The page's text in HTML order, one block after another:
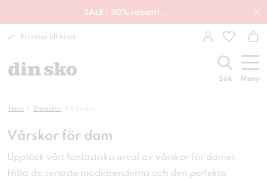
SALE - 30% rabatt! →
Fri retur till butik
Sök Meny
Hem Damskor Vårskor
Vårskor för dam
Upptäck vårt fantastiska urval av vårskor för damer.
Hitta de senaste modetrenderna och den perfekta